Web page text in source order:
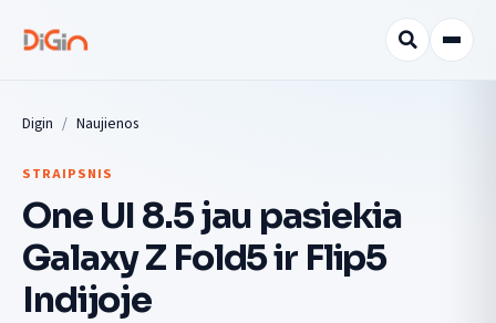
Digin Naujienos
STRAIPSNIS
One UI 8.5 jau pasiekia
Galaxy Z Fold5 ir Flip5
Indijoje